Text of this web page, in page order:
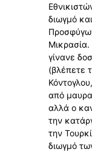
διωγμό
Μικρασία.
γίνανε
(βλέπετε
από
αλλά ο
την
την
διωγμό